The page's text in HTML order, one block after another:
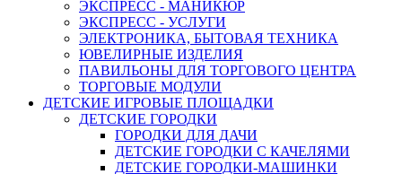
ЭКСПРЕСС - МАНИКЮР
ЭКСПРЕСС - УСЛУГИ
ЭЛЕКТРОНИКА, БЫТОВАЯ ТЕХНИКА
ЮВЕЛИРНЫЕ ИЗДЕЛИЯ
ПАВИЛЬОНЫ ДЛЯ ТОРГОВОГО ЦЕНТРА
ТОРГОВЫЕ МОДУЛИ
ДЕТСКИЕ ИГРОВЫЕ ПЛОЩАДКИ
ДЕТСКИЕ ГОРОДКИ
ГОРОДКИ ДЛЯ ДАЧИ
ДЕТСКИЕ ГОРОДКИ С КАЧЕЛЯМИ
ДЕТСКИЕ ГОРОДКИ-МАШИНКИ